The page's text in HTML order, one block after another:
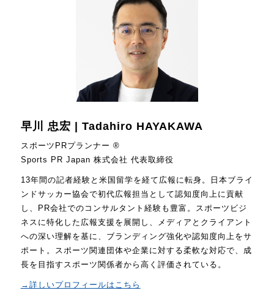
早川 忠宏 | Tadahiro HAYAKAWA
スポーツPRプランナー ®
Sports PR Japan 株式会社 代表取締役
13年間の記者経験と米国留学を経て広報に転身。日本ブライ
ンドサッカー協会で初代広報担当として認知度向上に貢献
し、PR会社でのコンサルタント経験も豊富。スポーツビジ
ネスに特化した広報支援を展開し、メディアとクライアント
への深い理解を基に、ブランディング強化や認知度向上をサ
ポート。スポーツ関連団体や企業に対する柔軟な対応で、成
長を目指すスポーツ関係者から高く評価されている。
→詳しいプロフィールはこちら